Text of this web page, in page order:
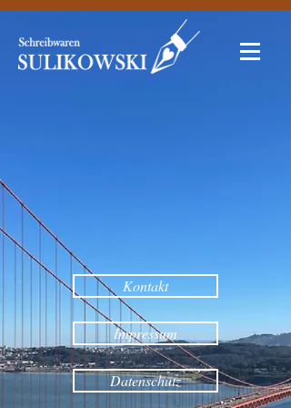
Kontakt
Impressum
Datenschutz